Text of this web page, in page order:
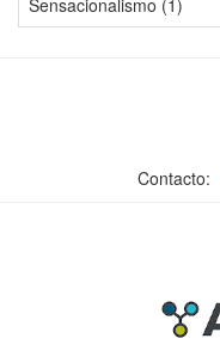
Sensacionalismo (1)
Contacto: